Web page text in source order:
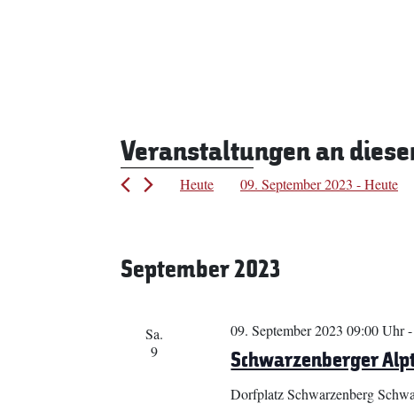
Veranstaltungen an
Heute 09. September 2023 - Heute
September 2023
Sa.
9
Schwarzenberger
09. September 2023 09:00 Uhr-
Dorfplatz Schwarzenberg